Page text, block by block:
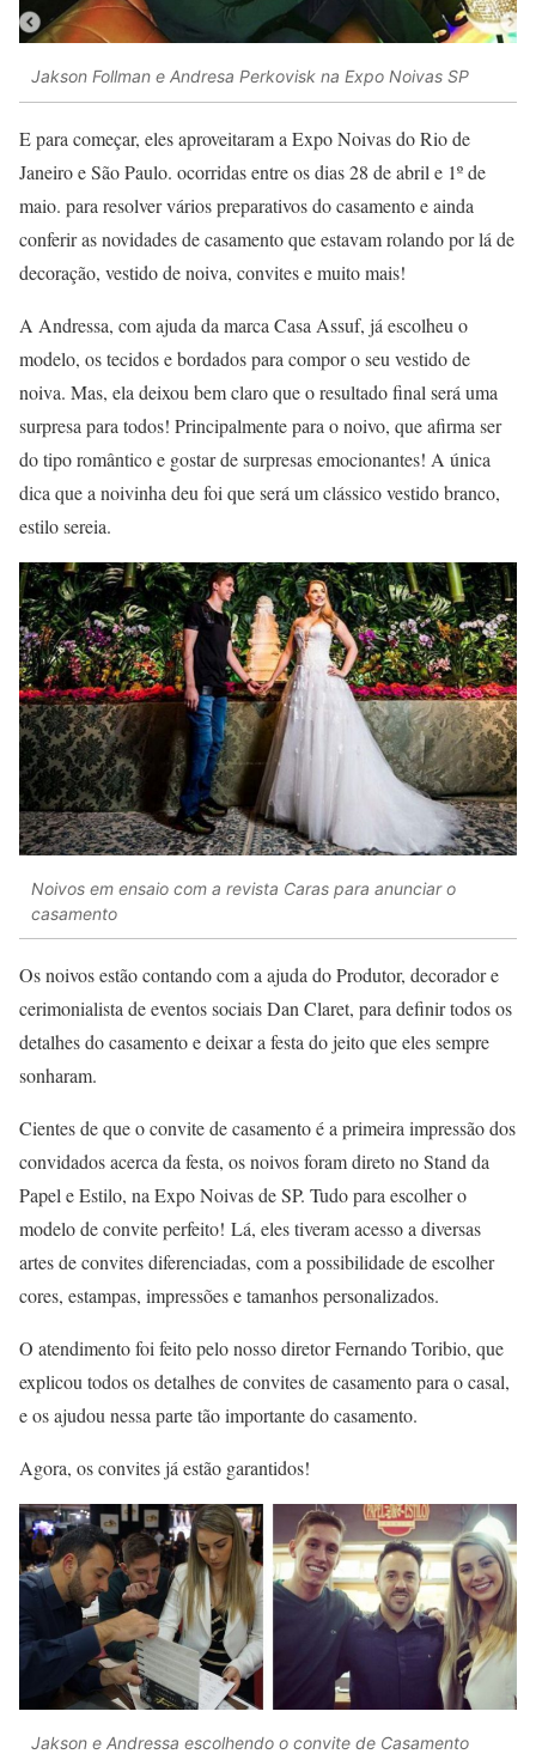
Jakson Follman e Andresa Perkovisk na Expo Noivas SP
E para começar, eles aproveitaram a Expo Noivas do Rio de
Janeiro e São Paulo. ocorridas entre os dias 28 de abril e 1º de
maio. para resolver vários preparativos do casamento e ainda
conferir as novidades de casamento que estavam rolando por lá de
decoração, vestido de noiva, convites e muito mais!
A Andressa, com ajuda da marca Casa Assuf, já escolheu o
modelo, os tecidos e bordados para compor o seu vestido de
noiva. Mas, ela deixou bem claro que o resultado final será uma
surpresa para todos! Principalmente para o noivo, que afirma ser
do tipo romântico e gostar de surpresas emocionantes! A única
dica que a noivinha deu foi que será um clássico vestido branco,
estilo sereia.
Noivos em ensaio com a revista Caras para anunciar o
casamento
Os noivos estão contando com a ajuda do Produtor, decorador e
cerimonialista de eventos sociais Dan Claret, para definir todos os
detalhes do casamento e deixar a festa do jeito que eles sempre
sonharam.
Cientes de que o convite de casamento é a primeira impressão dos
convidados acerca da festa, os noivos foram direto no Stand da
Papel e Estilo, na Expo Noivas de SP. Tudo para escolher o
modelo de convite perfeito! Lá, eles tiveram acesso a diversas
artes de convites diferenciadas, com a possibilidade de escolher
cores, estampas, impressões e tamanhos personalizados.
O atendimento foi feito pelo nosso diretor Fernando Toribio, que
explicou todos os detalhes de convites de casamento para o casal,
e os ajudou nessa parte tão importante do casamento.
Agora, os convites já estão garantidos!
Jakson e Andressa escolhendo o convite de Casamento